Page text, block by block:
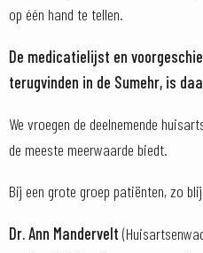
op één hand te tellen.
De medicatielijst en
terugvinden in de Sumehr, is
We vroegen de deelnemende
de meeste meerwaarde biedt.
Bij een grote groep patiënten, zo
Dr. Ann Mandervelt